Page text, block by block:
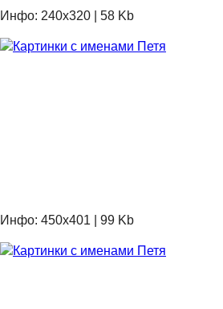
Инфо: 240х320 | 58 Kb
Инфо: 450х401 | 99 Kb